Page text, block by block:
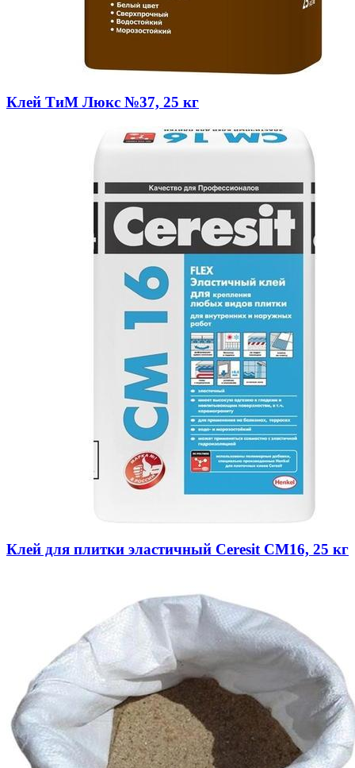
Клей ТиМ Люкс №37, 25 кг
Клей для плитки эластичный Ceresit CM16, 25 кг